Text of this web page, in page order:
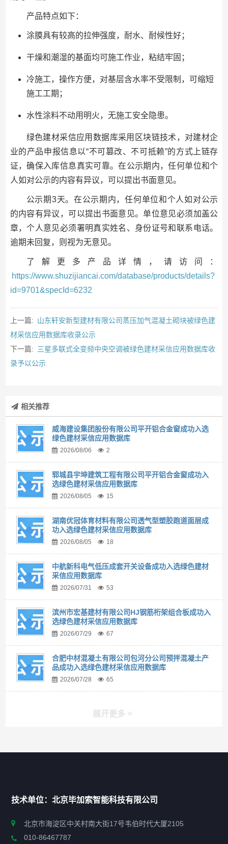
产品特点如下：
涂膜具有较高的拉伸强度，耐水、耐候性好；
干燥和潮湿的基面均可施工作业，粘结牢固；
冷施工，操作方便，对基层含水率不受限制，可缩短
施工工期；
水性涂料不动用明火，无施工安全隐患。
绿色建材采信应用数据库采用区块链技术，对建材企
业的产品申报信息以“不可篡改、不可抵赖”的方式上链存
证，确保入库信息真实可靠。在公示期内，任何单位和个
人如对公示的内容有异议，可以提出书面意见。
公示期3天。在公示期内，任何单位和个人如对公示
的内容有异议，可以提出书面意见。单位意见必须加盖公
章，个人意见必须署明真实姓名、身份证号和联系电话。
逾期未回复，则视为无意见。
了解更多产品详情，请访问：
https://www.shuzijiancai.com/database/products/details?
id=9701&specId=6232
上一篇: 山东轩安新型建材有限公司蒸压加气混凝土砌块被绿色建
材采信应用数据库收录公示
下一篇: 三星多联式全变频中央空调被绿色建材采信应用数据库收
录予以公示
相关推荐
威海建设集团股份有限公司平开铝合金窗成功入选
绿色建材采信应用数据库
2026/08/06 2
郓城县宇坤建筑工程有限公司平开铝合金窗成功入
选绿色建材采信应用数据库
2026/08/05 15
湖南优冠体育材料有限公司透气型塑胶跑道面层成
功入选绿色建材采信应用数据库
2026/08/05 18
中航新科电气低压成套开关设备成功入选绿色建材
采信应用数据库
2026/07/31 53
滨州市宏基建材有限公司HJ钢筋桁架组合板成功入
选绿色建材采信应用数据库
2026/07/29 67
合肥中材混凝土有限公司包河分公司预拌混凝土产
品成功入选绿色建材采信应用数据库
2026/07/28 65
展开更多
政策法规
技术单位：北京毕加索智能科技有限公司
北京市海淀区中关村南大街17号韦伯时代大厦2105
010-86467787